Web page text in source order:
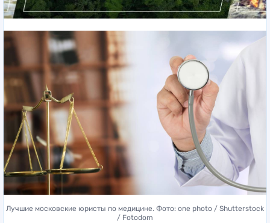
Лучшие московские юристы по медицине. Фото: one photo / Shutterstock
/ Fotodom